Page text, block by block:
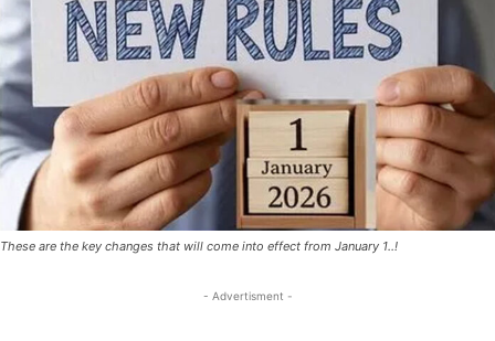
These are the key changes that will come into effect from January 1..!
- Advertisment -